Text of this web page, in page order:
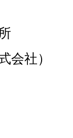
会社）